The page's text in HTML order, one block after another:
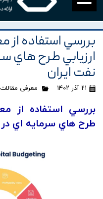
بررسي استفاده از
ارزيابي طرح هاي
نفت ايران
۲۱ آذر ۱۴۰۲ معرفی مقالات
بررسي استفاده از
طرح هاي سرمايه اي